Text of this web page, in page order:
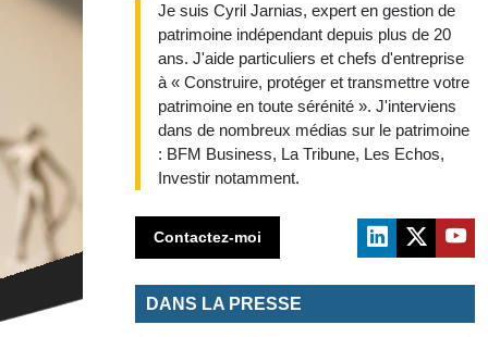
Je suis Cyril Jarnias, expert en gestion de
patrimoine indépendant depuis plus de 20
ans. J'aide particuliers et chefs d'entreprise
à « Construire, protéger et transmettre votre
patrimoine en toute sérénité ». J'interviens
dans de nombreux médias sur le patrimoine
: BFM Business, La Tribune, Les Echos,
Investir notamment.
Contactez-moi
DANS LA PRESSE